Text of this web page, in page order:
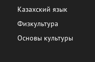
Казахский язык
Физкультура
Основы культуры